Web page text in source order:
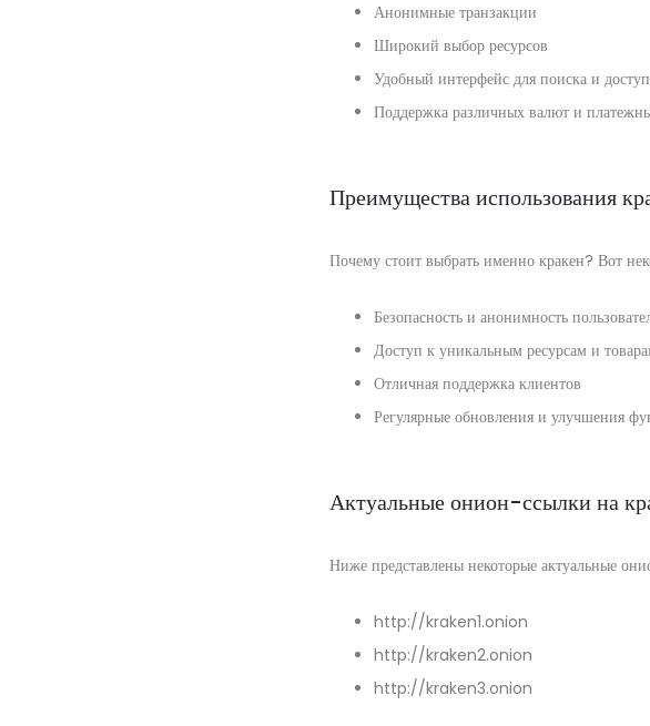
Анонимные транзакции
Широкий выбор ресурсов
Удобный интерфейс для поиска и
Поддержка различных валют и
Преимущества использования
Почему стоит выбрать именно кракен? Вот
Безопасность и анонимность
Доступ к уникальным ресурсам и
Отличная поддержка клиентов
Регулярные обновления и улучшения
Актуальные онион-ссылки на
Ниже представлены некоторые актуальные
http://kraken1.onion
http://kraken2.onion
http://kraken3.onion